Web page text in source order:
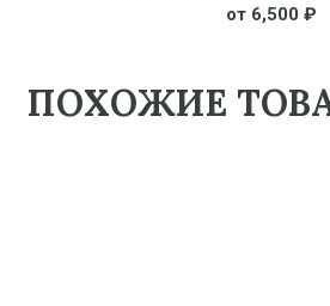
6,500 ₽
ПОХОЖИЕ